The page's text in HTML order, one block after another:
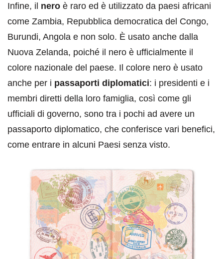
Infine, il nero è raro ed è utilizzato da paesi africani
come Zambia, Repubblica democratica del Congo,
Burundi, Angola e non solo. È usato anche dalla
Nuova Zelanda, poiché il nero è ufficialmente il
colore nazionale del paese. Il colore nero è usato
anche per i passaporti diplomatici: i presidenti e i
membri diretti della loro famiglia, così come gli
ufficiali di governo, sono tra i pochi ad avere un
passaporto diplomatico, che conferisce vari benefici,
come entrare in alcuni Paesi senza visto.